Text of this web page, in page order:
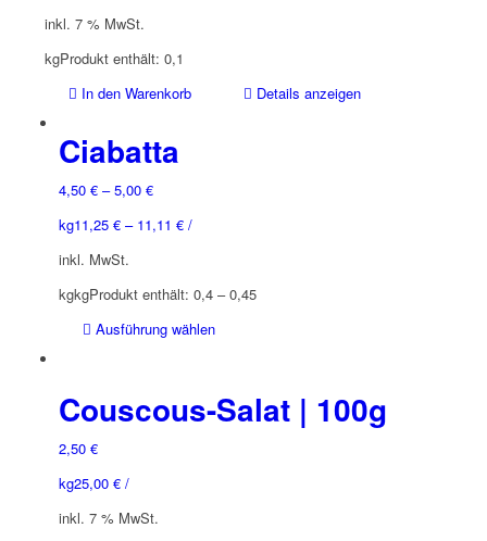
inkl. 7 % MwSt.
Produkt enthält: 0,1
kg
In den Warenkorb
Details anzeigen
Ciabatta
4,50 €–5,00 €
11,25 €– 11,11 €/
kg
inkl. MwSt.
Produkt enthält: 0,4
kg – 0,45
kg
Ausführung wählen
mehrere
Varianten
Couscous-Salat | 100g
2,50 €
25,00 €/
kg
inkl. 7 % MwSt.